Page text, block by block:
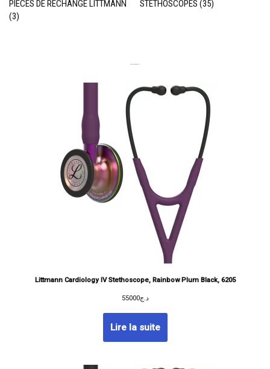
PIÈCES DE RECHANGE LITTMANN
(3)
STÉTHOSCOPES(35)
Littmann Cardiology IV Stethoscope, Rainbow Plum Black, 6205
د.ج55000
Lire la suite